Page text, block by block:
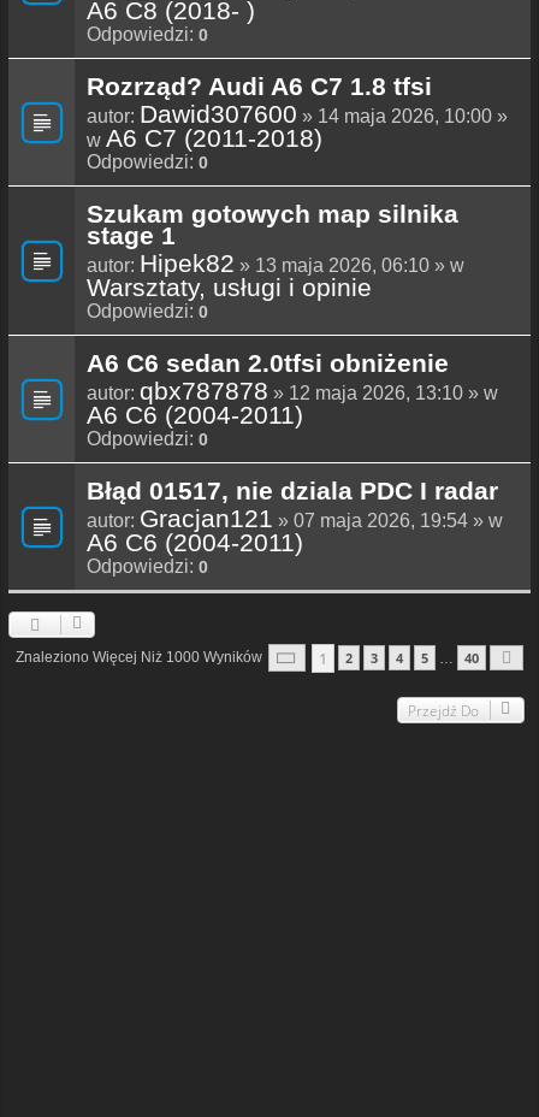
A6 C8 (2018- )
Odpowiedzi: 0
Rozrząd? Audi A6 C7 1.8 tfsi
autor: Dawid307600 » 14 maja 2026, 10:00 »
w A6 C7 (2011-2018)
Odpowiedzi: 0
Szukam gotowych map silnika
stage 1
autor: Hipek82 » 13 maja 2026, 06:10 » w
Warsztaty, usługi i opinie
Odpowiedzi: 0
A6 C6 sedan 2.0tfsi obniżenie
autor: qbx787878 » 12 maja 2026, 13:10 » w
A6 C6 (2004-2011)
Odpowiedzi: 0
Błąd 01517, nie dziala PDC I radar
autor: Gracjan121 » 07 maja 2026, 19:54 » w
A6 C6 (2004-2011)
Odpowiedzi: 0
Znaleziono Więcej Niż 1000 Wyników Strona1 40
1 2 3 4 5 40
Przejdź Do